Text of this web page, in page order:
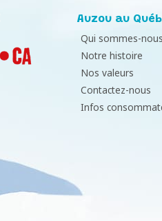
Auzou au
Qui sommes-
Notre histoire
Nos valeurs
Contactez-nous
Infos